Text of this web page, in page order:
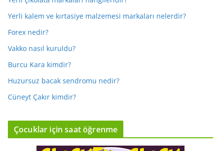
Yerli kalem ve kırtasiye malzemesi markaları nelerdir?
Forex nedir?
Vakko nasıl kuruldu?
Burcu Kara kimdir?
Huzursuz bacak sendromu nedir?
Cüneyt Çakır kimdir?
Çocuklar için saat öğrenme